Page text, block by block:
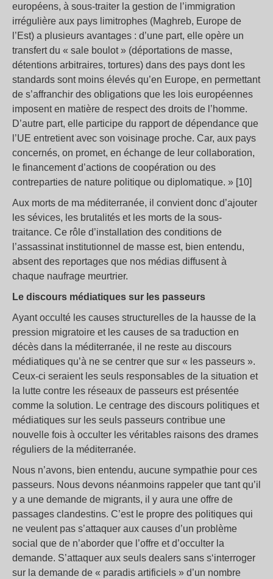
européens, à sous-traiter la gestion de l’immigration
irrégulière aux pays limitrophes (Maghreb, Europe de
l’Est) a plusieurs avantages : d’une part, elle opère un
transfert du « sale boulot » (déportations de masse,
détentions arbitraires, tortures) dans des pays dont les
standards sont moins élevés qu’en Europe, en permettant
de s’affranchir des obligations que les lois européennes
imposent en matière de respect des droits de l’homme.
D’autre part, elle participe du rapport de dépendance que
l’UE entretient avec son voisinage proche. Car, aux pays
concernés, on promet, en échange de leur collaboration,
le financement d’actions de coopération ou des
contreparties de nature politique ou diplomatique. » [10]
Aux morts de ma méditerranée, il convient donc d’ajouter
les sévices, les brutalités et les morts de la sous-
traitance. Ce rôle d’installation des conditions de
l’assassinat institutionnel de masse est, bien entendu,
absent des reportages que nos médias diffusent à
chaque naufrage meurtrier.
Le discours médiatiques sur les passeurs
Ayant occulté les causes structurelles de la hausse de la
pression migratoire et les causes de sa traduction en
décès dans la méditerranée, il ne reste au discours
médiatiques qu’à ne se centrer que sur « les passeurs ».
Ceux-ci seraient les seuls responsables de la situation et
la lutte contre les réseaux de passeurs est présentée
comme la solution. Le centrage des discours politiques et
médiatiques sur les seuls passeurs contribue une
nouvelle fois à occulter les véritables raisons des drames
réguliers de la méditerranée.
Nous n’avons, bien entendu, aucune sympathie pour ces
passeurs. Nous devons néanmoins rappeler que tant qu’il
y a une demande de migrants, il y aura une offre de
passages clandestins. C’est le propre des politiques qui
ne veulent pas s’attaquer aux causes d’un problème
social que de n’aborder que l’offre et d’occulter la
demande. S’attaquer aux seuls dealers sans s‘interroger
sur la demande de « paradis artificiels » d’un nombre